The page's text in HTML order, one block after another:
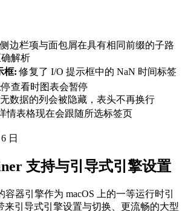
侧边栏项与面包屑在具有相同前缀的子路
解析
框:修复了 I/O 提示框中的 NaN 时间标签
查看时图表会暂停
无数据的列会被隐藏，表头不再换行
情表格现在会跟随所选标签页
日
支持与引导式引擎设置
器引擎作为 macOS 上的一等运行时引
来引导式引擎设置与切换、更流畅的大型